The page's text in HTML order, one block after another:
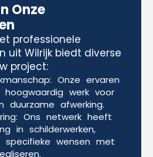
Onze
professionele
uit Wilrijk biedt diverse
project:
Onze ervaren
hoogwaardig werk voor
duurzame afwerking.
Ons netwerk heeft
in schilderwerken,
specifieke wensen met